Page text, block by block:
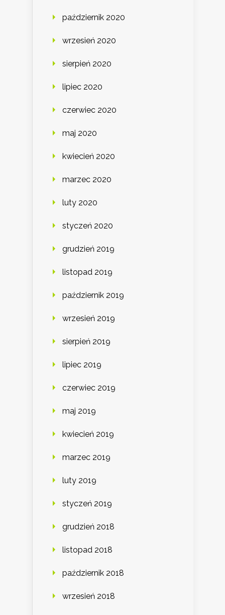
październik 2020
wrzesień 2020
sierpień 2020
lipiec 2020
czerwiec 2020
maj 2020
kwiecień 2020
marzec 2020
luty 2020
styczeń 2020
grudzień 2019
listopad 2019
październik 2019
wrzesień 2019
sierpień 2019
lipiec 2019
czerwiec 2019
maj 2019
kwiecień 2019
marzec 2019
luty 2019
styczeń 2019
grudzień 2018
listopad 2018
październik 2018
wrzesień 2018